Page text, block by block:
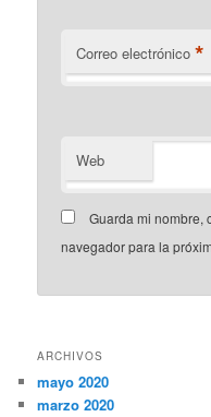
Correo electrónico *
Web
Guarda mi nombre,
navegador para la
ARCHIVOS
mayo 2020
marzo 2020